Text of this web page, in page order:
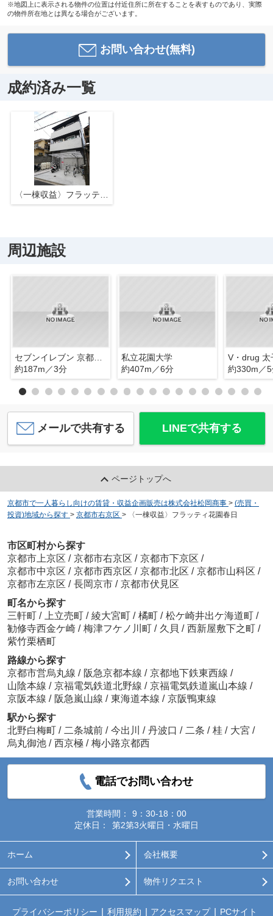
※地図上に表示される物件の位置は付近住所に所在することを表すものであり、実際
の物件所在地とは異なる場合がございます。
お問い合わせ(無料)
成約済み一覧
周辺施設
セブンイレブン 京都太秦安井藤ノ木町店
約187m／3分
私立花園大学
約407m／6分
V・drug 太
約330m／
メールで共有する LINEで共有する
ページトップへ
京都市で一人暮らし向けの賃貸・収益企画販売は株式会社松岡商事 > (売買・
投資)地域から探す > 京都市右京区 > 〈一棟収益〉フラッティ花園春日
市区町村から探す
京都市上京区 / 京都市右京区 / 京都市下京区 /
京都市中京区 / 京都市西京区 / 京都市北区 / 京都市山科区 /
京都市左京区 / 長岡京市 / 京都市伏見区
町名から探す
三軒町 / 上立売町 / 綾大宮町 / 橘町 / 松ケ崎井出ケ海道町 /
勧修寺西金ケ崎 / 梅津フケノ川町 / 久貝 / 西新屋敷下之町 /
紫竹栗栖町
路線から探す
京都市営烏丸線 / 阪急京都本線 / 京都地下鉄東西線 /
山陰本線 / 京福電気鉄道北野線 / 京福電気鉄道嵐山本線 /
京阪本線 / 阪急嵐山線 / 東海道本線 / 京阪鴨東線
駅から探す
北野白梅町 / 二条城前 / 今出川 / 丹波口 / 二条 / 桂 / 大宮 /
烏丸御池 / 西京極 / 梅小路京都西
電話でお問い合わせ
営業時間：
9：30-18：00
定休日：
第2第3火曜日・水曜日
ホーム 会社概要
お問い合わせ 物件リクエスト
プライバシーポリシー 利用規約 アクセスマップ PCサイト